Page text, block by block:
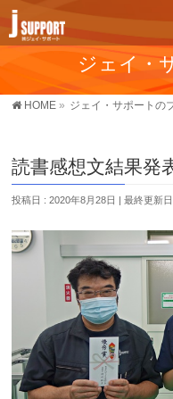
ジェイ・
HOME » ジェイ・サポートの
読書感想文結果発
投稿日 : 2020年8月28日 最終更新